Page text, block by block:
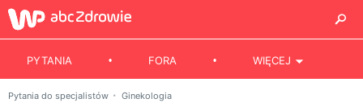
PYTANIA FORA WIĘCEJ
Pytania do specjalistów Ginekologia